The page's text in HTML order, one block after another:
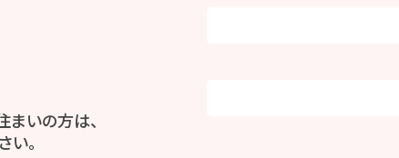
いの方は、
。